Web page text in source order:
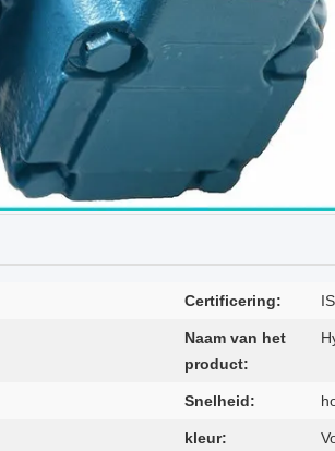
Certificering:
Naam van het
product:
Snelheid:
kleur: